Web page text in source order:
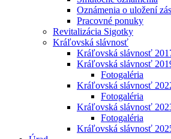
Oznámenia o uložení
Pracovné ponuky
Revitalizácia Sigotky
Kráľovská slávnosť
Kráľovská slávnosť
Kráľovská slávnosť
Fotogaléria
Kráľovská slávnosť
Fotogaléria
Kráľovská slávnosť
Fotogaléria
Kráľovská slávnosť